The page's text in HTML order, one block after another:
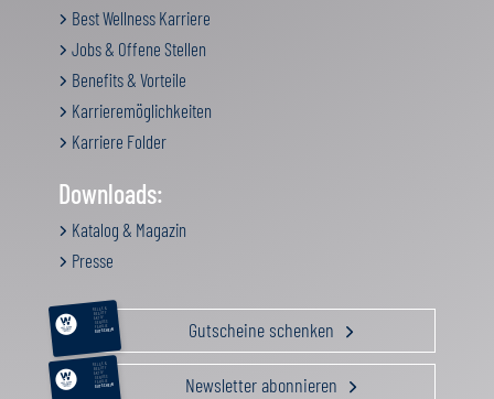
Best Wellness Karriere
Jobs & Offene Stellen
Benefits & Vorteile
Karrieremöglichkeiten
Karriere Folder
Downloads:
Katalog & Magazin
Presse
RELAX &
BEAUTY
AKTIV
GENUSS
FAMILIE
GUTSCHEIN Gutscheine schenken
RELAX &
BEAUTY
AKTIV
GENUSS
FAMILIE
GUTSCHEIN Newsletter abonnieren